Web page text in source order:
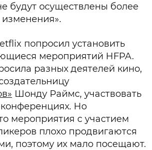
будут осуществлены более
попросил установить
мероприятий HFPA.
разных деятелей кино,
Шонду Раймс, участвовать
Но
мероприятия с участием
плохо продвигаются
поэтому их мало посещают.